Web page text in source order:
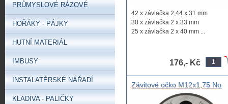
42 x závlačka 2,44 x 31 mm
30 x závlačka 2 x 33 mm
25 x závlačka 2 x 40 mm ...
176,- Kč
Závitové očko M12x1,75 No
PRŮMYSLOVÉ RÁZOVÉ
HOŘÁKY - PÁJKY
HUTNÍ MATERIÁL
IMBUSY
INSTALATÉRSKÉ NÁŘADÍ
KLADIVA - PALIČKY